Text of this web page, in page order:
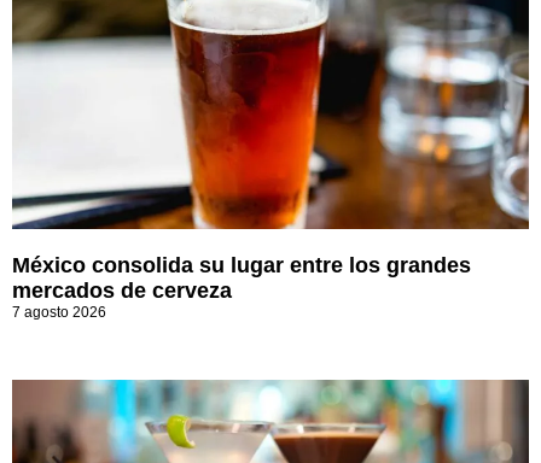
México consolida su lugar entre los grandes
mercados de cerveza
7 agosto 2026